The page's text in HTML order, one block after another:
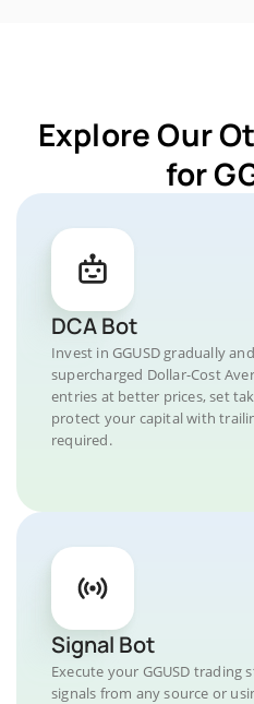
Explore Our
for
DCA Bot
Invest in GGUSD gradually
supercharged Dollar-Cost
entries at better prices, set
protect your capital with
required.
Signal Bot
Execute your GGUSD trading
signals from any source or